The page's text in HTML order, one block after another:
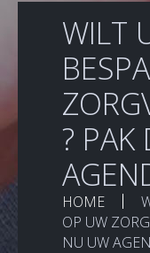
WILT
?
HOME
OP UW
NU UW